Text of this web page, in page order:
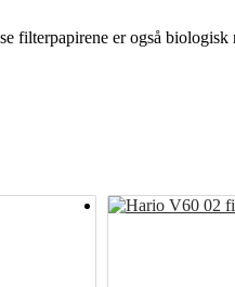
filterpapirene er også